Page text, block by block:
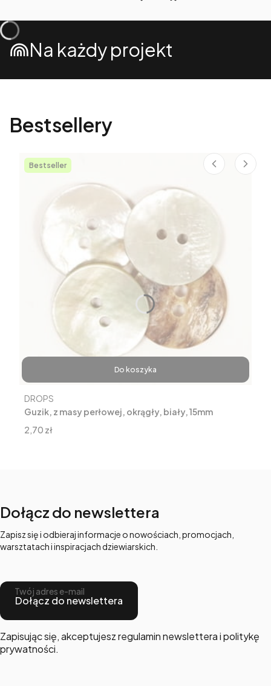
Na każdy projekt
Bestsellery
Bestseller
Do koszyka
Guzik, z masy perłowej, okrągły, biały, 15mm
Producent
DROPS
Cena
2,70 zł
Dołącz do newslettera
Zapisz się i odbieraj informacje o nowościach, promocjach,
warsztatach i inspiracjach dziewiarskich.
Twój adres e-mail
Dołącz do newslettera
Zapisując się, akceptujesz regulamin newslettera i politykę
prywatności.